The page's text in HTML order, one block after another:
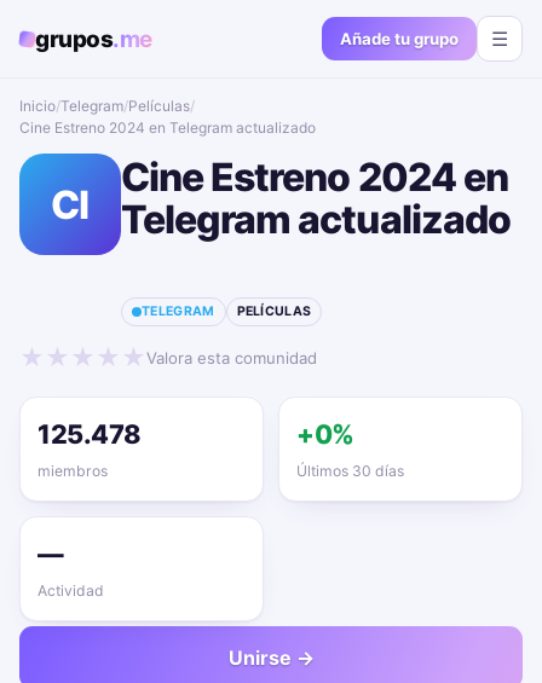
grupos.me Añade tu grupo ☰
Inicio/Telegram/Películas/
Cine Estreno 2024 en Telegram actualizado📱🔥
CI
Cine Estreno 2024 en
Telegram actualizado
TELEGRAM PELÍCULAS
★ ★ ★ ★ ★Valora esta comunidad
125.478
miembros
+0%
Últimos 30 días
—
Actividad
Unirse →